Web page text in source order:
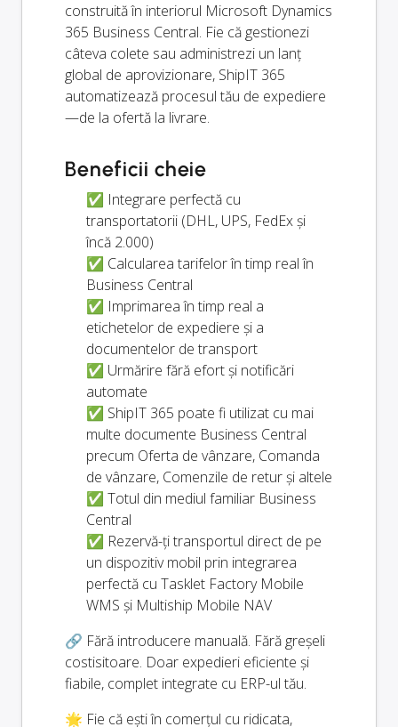
construită în interiorul Microsoft Dynamics
365 Business Central. Fie că gestionezi
câteva colete sau administrezi un lanț
global de aprovizionare, ShipIT 365
automatizează procesul tău de expediere
—de la ofertă la livrare.
Beneficii cheie
✅ Integrare perfectă cu
transportatorii (DHL, UPS, FedEx și
încă 2.000)
✅ Calcularea tarifelor în timp real în
Business Central
✅ Imprimarea în timp real a
etichetelor de expediere și a
documentelor de transport
✅ Urmărire fără efort și notificări
automate
✅ ShipIT 365 poate fi utilizat cu mai
multe documente Business Central
precum Oferta de vânzare, Comanda
de vânzare, Comenzile de retur și altele
✅ Totul din mediul familiar Business
Central
✅ Rezervă-ți transportul direct de pe
un dispozitiv mobil prin integrarea
perfectă cu Tasklet Factory Mobile
WMS și Multiship Mobile NAV
🔗 Fără introducere manuală. Fără greșeli
costisitoare. Doar expedieri eficiente și
fiabile, complet integrate cu ERP-ul tău.
🌟 Fie că ești în comerțul cu ridicata,